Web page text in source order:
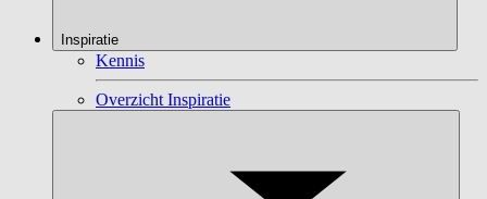
Inspiratie
Kennis
Overzicht Inspiratie